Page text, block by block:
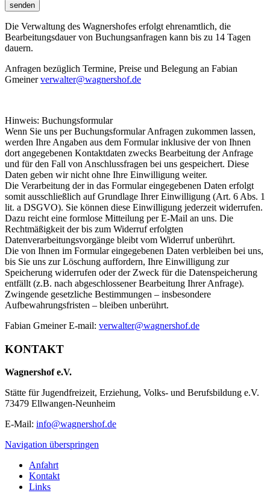
senden
Die Verwaltung des Wagnershofes erfolgt ehrenamtlich, die
Bearbeitungsdauer von Buchungsanfragen kann bis zu 14 Tagen
dauern.
Anfragen bezüglich Termine, Preise und Belegung an Fabian
Gmeinerverwalter@wagnershof.de
Hinweis: Buchungsformular
Wenn Sie uns per Buchungsformular Anfragen zukommen lassen,
werden Ihre Angaben aus dem Formular inklusive der von Ihnen
dort angegebenen Kontaktdaten zwecks Bearbeitung der Anfrage
und für den Fall von Anschlussfragen bei uns gespeichert. Diese
Daten geben wir nicht ohne Ihre Einwilligung weiter.
Die Verarbeitung der in das Formular eingegebenen Daten erfolgt
somit ausschließlich auf Grundlage Ihrer Einwilligung (Art. 6 Abs. 1
lit. a DSGVO). Sie können diese Einwilligung jederzeit widerrufen.
Dazu reicht eine formlose Mitteilung per E-Mail an uns. Die
Rechtmäßigkeit der bis zum Widerruf erfolgten
Datenverarbeitungsvorgänge bleibt vom Widerruf unberührt.
Die von Ihnen im Formular eingegebenen Daten verbleiben bei uns,
bis Sie uns zur Löschung auffordern, Ihre Einwilligung zur
Speicherung widerrufen oder der Zweck für die Datenspeicherung
entfällt (z.B. nach abgeschlossener Bearbeitung Ihrer Anfrage).
Zwingende gesetzliche Bestimmungen – insbesondere
Aufbewahrungsfristen – bleiben unberührt.
Fabian Gmeiner E-mail: verwalter@wagnershof.de
KONTAKT
Wagnershof e.V.
Stätte für Jugendfreizeit, Erziehung, Volks- und Berufsbildung e.V.
73479 Ellwangen-Neunheim
E-Mail: info@wagnershof.de
Navigation überspringen
Anfahrt
Kontakt
Links